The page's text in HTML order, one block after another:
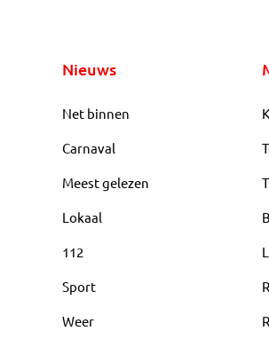
Nieuws
Net binnen
Carnaval
Meest gelezen
Lokaal
112
Sport
Weer